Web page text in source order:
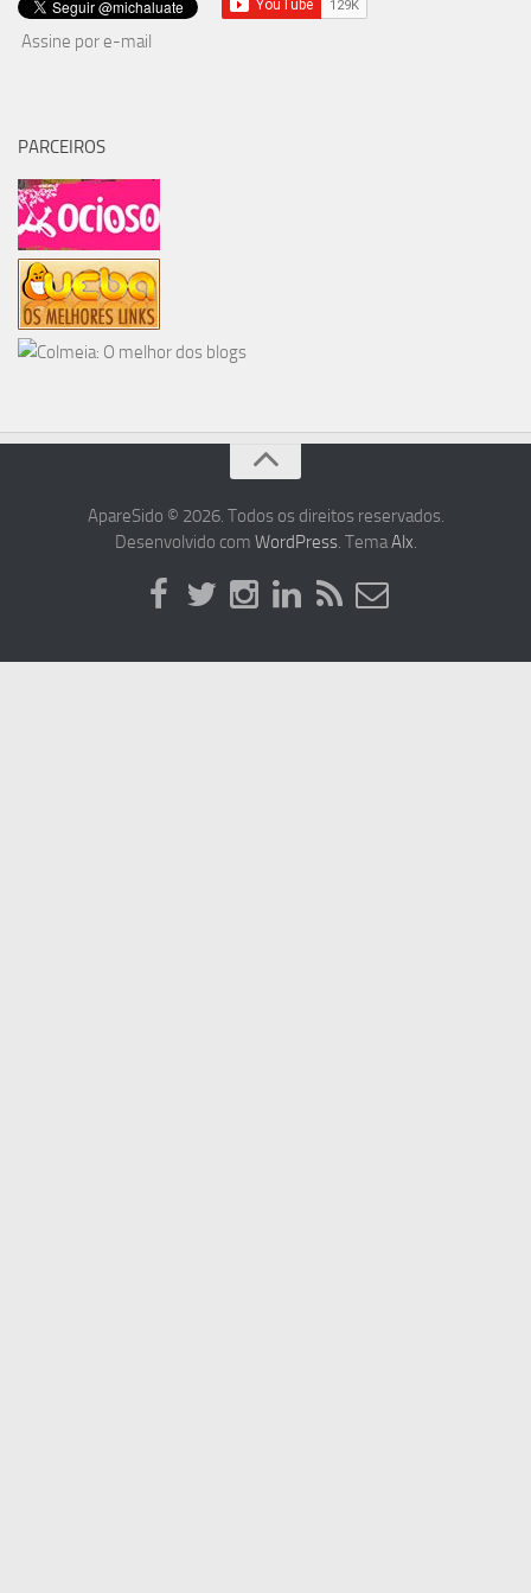
Assine por e-mail
PARCEIROS
ApareSido © 2026. Todos os direitos reservados.
Desenvolvido com WordPress. TemaAlx.